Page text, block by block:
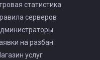
статистика
серверов
на разбан
услуг